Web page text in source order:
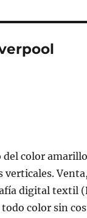
del color
verticales.
digital textil
color sin